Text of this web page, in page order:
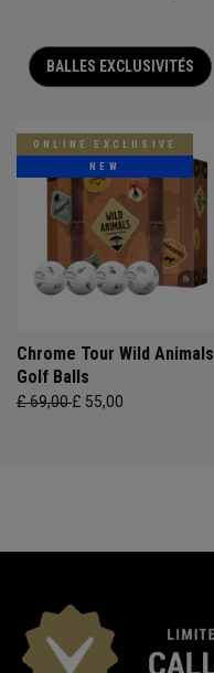
BALLES EXCLUSIVITÉS
ONLINE EXCLUSIVE
NEW
Chrome Tour Wild Animals
Golf Balls
£ 69,00£ 55,00